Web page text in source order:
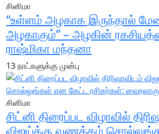
சினிமா
“உள்ளம் அழகாக இருந்தால்
அழகாகும்” – அழகின்
ராஷ்மிகா மந்தனா
13 நாட்களுக்கு முன்பு
சினிமா
சிட்னி திரைப்பட விழாவில்
விஜய்க்கு வணக்கம்